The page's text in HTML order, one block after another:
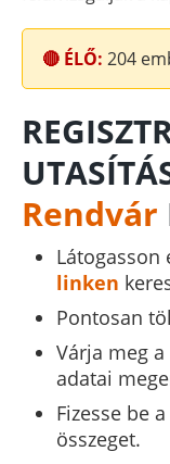
🔴 ÉLŐ: 204
Rendvár
Látogasson
linken
Pontosan
Várja meg
adatai
Fizesse be
összeget.